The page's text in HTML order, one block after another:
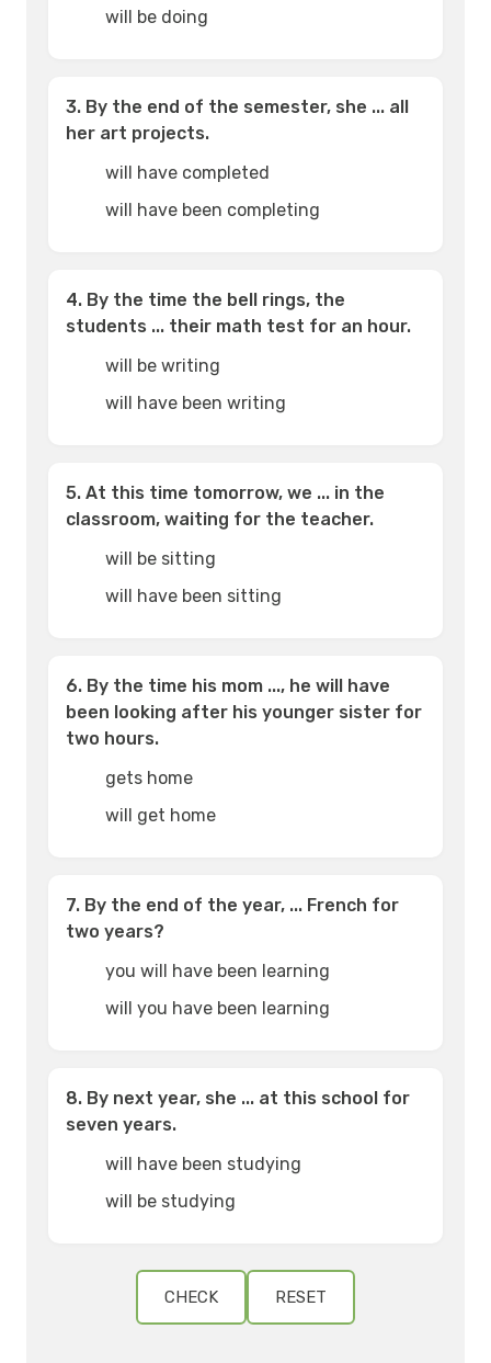
will be doing
3. By the end of the semester, she ... all
her art projects.
will have completed
will have been completing
4. By the time the bell rings, the
students ... their math test for an hour.
will be writing
will have been writing
5. At this time tomorrow, we ... in the
classroom, waiting for the teacher.
will be sitting
will have been sitting
6. By the time his mom ..., he will have
been looking after his younger sister for
two hours.
gets home
will get home
7. By the end of the year, ... French for
two years?
you will have been learning
will you have been learning
8. By next year, she ... at this school for
seven years.
will have been studying
will be studying
CHECK RESET